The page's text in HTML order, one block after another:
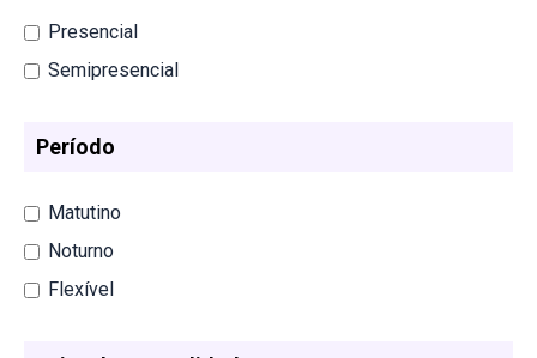
Presencial
Semipresencial
Período
Matutino
Noturno
Flexível